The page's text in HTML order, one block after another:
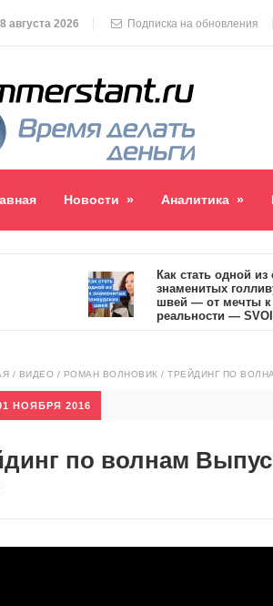
августа 2026 Подписка на обновления
Новости » Аналитика »
Как стать одной из
знаменитых
швей — от мечты к
реальности — SVOI.us
10554
/ ВИДЕО / РОМАН ВОЛНОВИК / ТРЕЙДИНГ ПО
НОЯБРЯ 2016
по волнам